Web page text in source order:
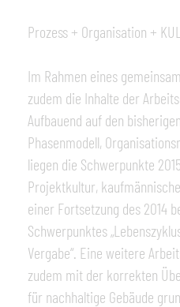
Prozess + Organisation +
Im Rahmen eines
zudem die Inhalte der
Aufbauend auf den
Phasenmodell,
liegen die Schwerpunkte
Projektkultur,
einer Fortsetzung des 2014
Schwerpunktes
Vergabe“. Eine weitere
zudem mit der korrekten
für nachhaltige Gebäude